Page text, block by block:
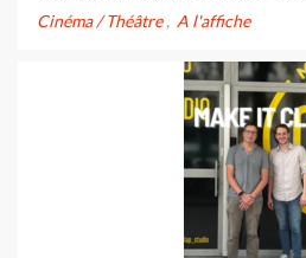
le convaincre de vous défendre ?
Cinéma / Théâtre A l'affiche